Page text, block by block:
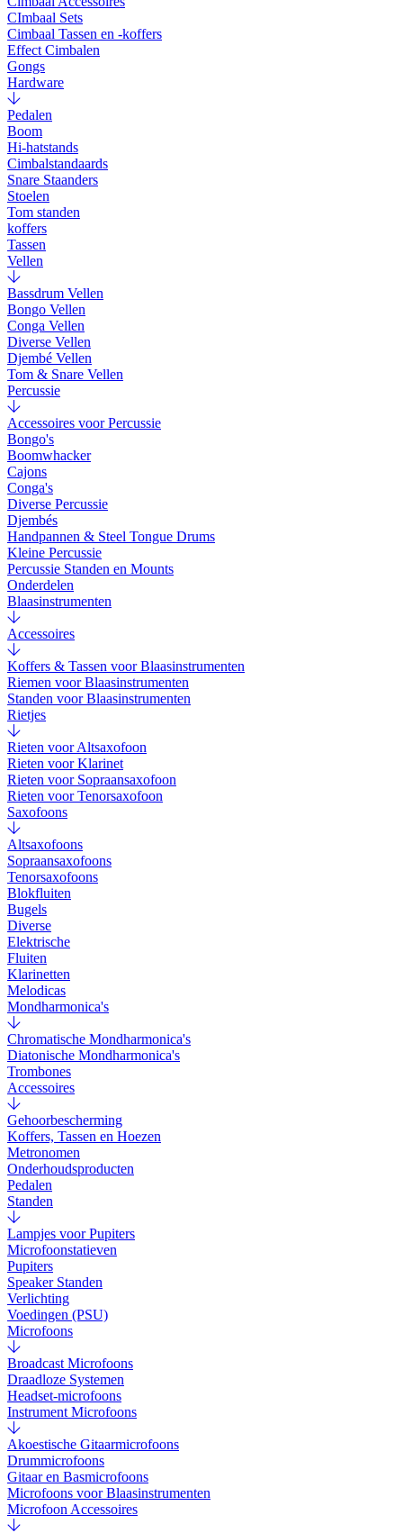
CImbaal Sets
Cimbaal Tassen en -koffers
Effect Cimbalen
Gongs
Hardware
Pedalen
Boom
Hi-hatstands
Cimbalstandaards
Snare Staanders
Stoelen
Tom standen
koffers
Tassen
Vellen
Bassdrum Vellen
Bongo Vellen
Conga Vellen
Diverse Vellen
Djembé Vellen
Tom & Snare Vellen
Percussie
Accessoires voor Percussie
Bongo's
Boomwhacker
Cajons
Conga's
Diverse Percussie
Djembés
Handpannen & Steel Tongue Drums
Kleine Percussie
Percussie Standen en Mounts
Onderdelen
Blaasinstrumenten
Accessoires
Koffers & Tassen voor Blaasinstrumenten
Riemen voor Blaasinstrumenten
Standen voor Blaasinstrumenten
Rietjes
Rieten voor Altsaxofoon
Rieten voor Klarinet
Rieten voor Sopraansaxofoon
Rieten voor Tenorsaxofoon
Saxofoons
Altsaxofoons
Sopraansaxofoons
Tenorsaxofoons
Blokfluiten
Bugels
Diverse
Elektrische
Fluiten
Klarinetten
Melodicas
Mondharmonica's
Chromatische Mondharmonica's
Diatonische Mondharmonica's
Trombones
Accessoires
Gehoorbescherming
Koffers, Tassen en Hoezen
Metronomen
Onderhoudsproducten
Pedalen
Standen
Lampjes voor Pupiters
Microfoonstatieven
Pupiters
Speaker Standen
Verlichting
Voedingen (PSU)
Microfoons
Broadcast Microfoons
Draadloze Systemen
Headset-microfoons
Instrument Microfoons
Akoestische Gitaarmicrofoons
Drummicrofoons
Gitaar en Basmicrofoons
Microfoons voor Blaasinstrumenten
Microfoon Accessoires